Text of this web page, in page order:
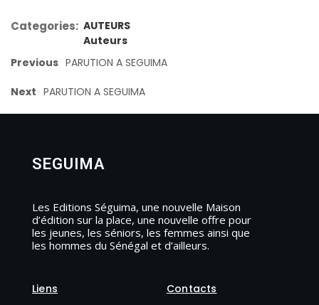
Categories: AUTEURS
Auteurs
Previous PARUTION A SEGUIMA
Next PARUTION A SEGUIMA
SEGUIMA
Les Editions Séguima, une nouvelle Maison
d’édition sur la place, une nouvelle offre pour
les jeunes, les séniors, les femmes ainsi que
les hommes du Sénégal et d’ailleurs.
Liens
Contacts